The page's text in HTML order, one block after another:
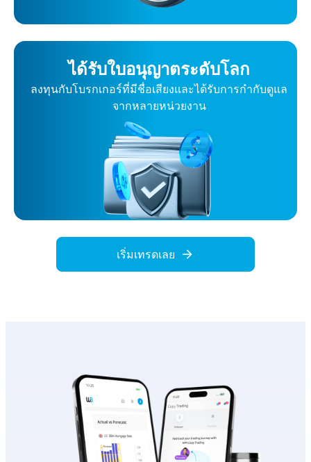
ได้รับใบอนุญาตระดับโลก
ลงทุนกับโบรกเกอร์ที่มีชื่อเสียงและได้รับการกำกับดูแล
จากหลายหน่วยงาน
เริ่มเทรดเลย